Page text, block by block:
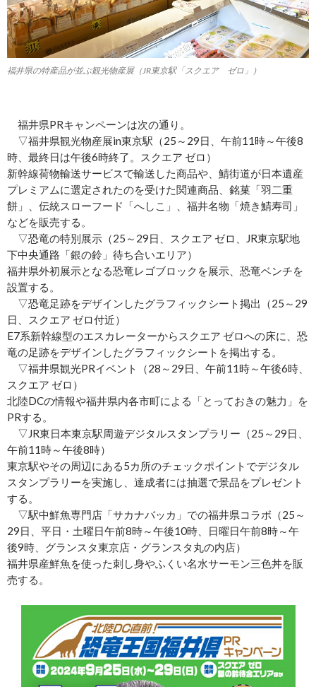
福井県の特産品が並ぶ観光物産展（JR東京駅「スクエア ゼロ」）
福井県PRキャンペーンは次の通り。
▽福井県観光物産展in東京駅（25～29日、午前11時～午後8
時、最終日は午後6時終了。スクエア ゼロ）
新幹線荷物輸送サービスで輸送した商品や、鯖街道が日本遺産
プレミアムに選定されたのを受けた関連商品、銘菓「羽二重
餅」、伝統スローフード「へしこ」、福井名物「焼き鯖寿司」
などを販売する。
▽恐竜の特別展示（25～29日、スクエア ゼロ、JR東京駅地
下中央通路「銀の鈴」待ち合いエリア）
福井県外初展示となる恐竜レゴブロックを展示、恐竜ベンチを
設置する。
▽恐竜足跡をデザインしたグラフィックシート掲出（25～29
日、スクエア ゼロ付近）
E7系新幹線型のエスカレーターからスクエア ゼロへの床に、恐
竜の足跡をデザインしたグラフィックシートを掲出する。
▽福井県観光PRイベント（28～29日、午前11時～午後6時、
スクエア ゼロ）
北陸DCの情報や福井県内各市町による「とっておきの魅力」を
PRする。
▽JR東日本東京駅周遊デジタルスタンプラリー（25～29日、
午前11時～午後8時）
東京駅やその周辺にある5カ所のチェックポイントでデジタル
スタンプラリーを実施し、達成者には抽選で景品をプレゼント
する。
▽駅中鮮魚専門店「サカナバッカ」での福井県コラボ（25～
29日、平日・土曜日午前8時～午後10時、日曜日午前8時～午
後9時、グランスタ東京店・グランスタ丸の内店）
福井県産鮮魚を使った刺し身やふくい名水サーモン三色丼を販
売する。